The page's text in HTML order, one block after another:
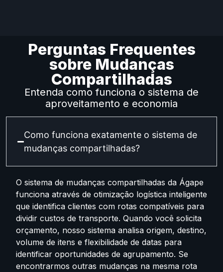
Perguntas Frequentes
sobre Mudanças
Compartilhadas
Entenda como funciona o sistema de
aproveitamento e economia
Como funciona exatamente o sistema de
mudanças compartilhadas?
O sistema de mudanças compartilhadas da Ágape
funciona através de otimização logística inteligente
que identifica clientes com rotas compatíveis para
dividir custos de transporte. Quando você solicita
orçamento, nosso sistema analisa origem, destino,
volume de itens e flexibilidade de datas para
identificar oportunidades de agrupamento. Se
encontrarmos outras mudanças na mesma rota